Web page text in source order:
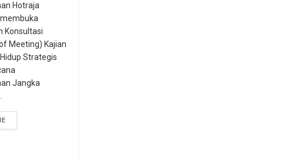
Hotraja
Konsultasi
Meeting) Kajian
Hidup Strategis
Jangka